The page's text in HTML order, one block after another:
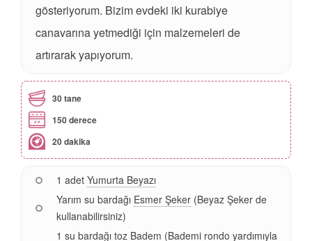
gösteriyorum. Bizim evdeki iki kurabiye
canavarına yetmediği için malzemeleri de
artırarak yapıyorum.
30 tane
150 derece
20 dakika
1 adet Yumurta Beyazı
Yarım su bardağı Esmer Şeker (Beyaz Şeker de
kullanabilirsiniz)
1 su bardağı toz Badem (Bademi rondo yardımıyla